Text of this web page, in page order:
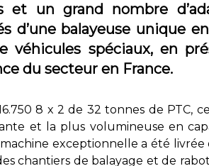
et un grand nombre
d’une balayeuse unique
véhicules spéciaux, en
du secteur en France.
8 x 2 de 32 tonnes de PTC,
et la plus volumineuse en
exceptionnelle a été
chantiers de balayage et de